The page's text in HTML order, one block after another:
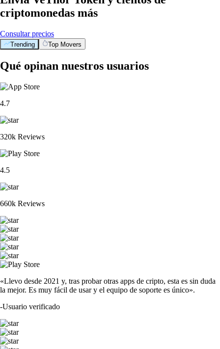
criptomonedas más
Consultar precios
Trending Top Movers
Qué opinan nuestros usuarios
4.7
320k Reviews
4.5
660k Reviews
«Llevo desde 2021 y, tras probar otras apps de cripto, esta es sin duda
la mejor. Es muy fácil de usar y el equipo de soporte es único».
-Usuario verificado